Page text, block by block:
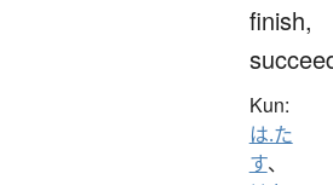
finish,
Kun:
は.た
す、